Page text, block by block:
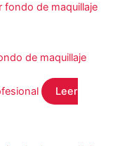
de maquillaje
Leer